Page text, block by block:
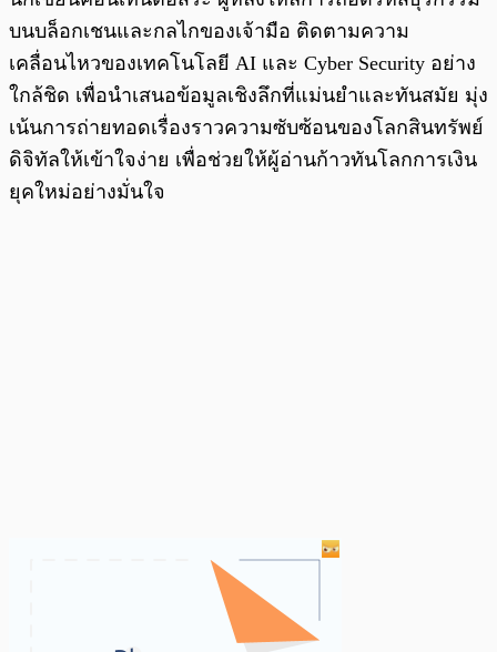
บนบล็อกเชนและกลไกของเจ้ามือ ติดตามความ
เคลื่อนไหวของเทคโนโลยี AI และ Cyber Security อย่าง
ใกล้ชิด เพื่อนำเสนอข้อมูลเชิงลึกที่แม่นยำและทันสมัย มุ่ง
เน้นการถ่ายทอดเรื่องราวความซับซ้อนของโลกสินทรัพย์
ดิจิทัลให้เข้าใจง่าย เพื่อช่วยให้ผู้อ่านก้าวทันโลกการเงิน
ยุคใหม่อย่างมั่นใจ